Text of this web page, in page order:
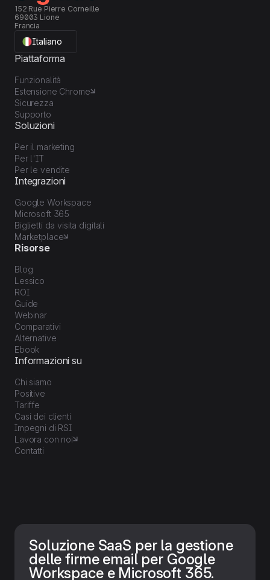
152 Rue Pierre Corneille
69003 Lione
Francia
Italiano
Piattaforma
Funzionalità
Estensione Chrome
Sicurezza
Supporto
Soluzioni
Per il marketing
Per l'IT
Per le vendite
Integrazioni
Google Workspace
Microsoft 365
Biglietti da visita digitali
Marketplace
Risorse
Blog
Lessico
ROI
Guide
Webinar
Comparativi
Alternative
Ebook
Informazioni su
Chi siamo
Positive
Tariffe
Casi dei clienti
Impegni di RSI
Lavora con noi
Contatti
Soluzione SaaS per la gestione
delle firme email per Google
Workspace e Microsoft 365.